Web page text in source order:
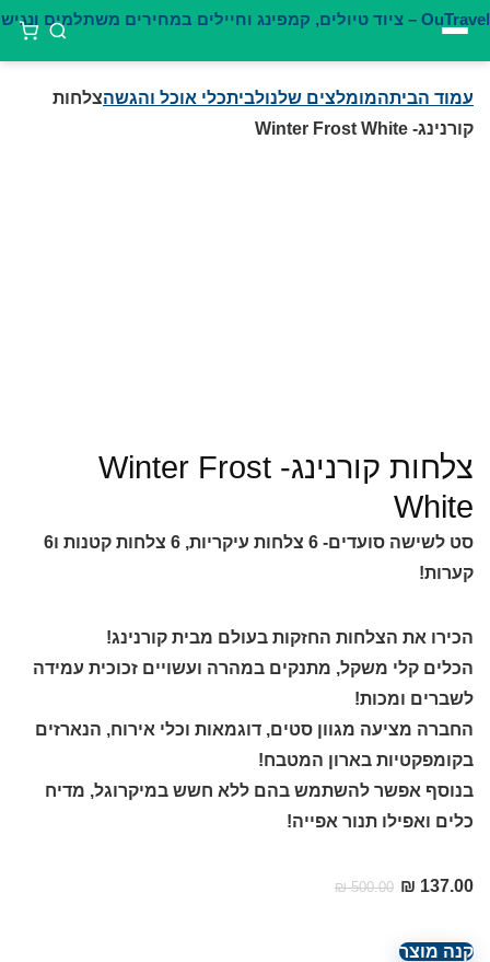
עמוד הביתהמומלצים שלנולביתכלי אוכל והגשהצלחות
קורנינג- Winter Frost White
צלחות קורנינג- Winter Frost
White
סט לשישה סועדים- 6 צלחות עיקריות, 6 צלחות קטנות ו6
קערות!
הכירו את הצלחות החזקות בעולם מבית קורנינג!
הכלים קלי משקל, מתנקים במהרה ועשויים זכוכית עמידה
לשברים ומכות!
החברה מציעה מגוון סטים, דוגמאות וכלי אירוח, הנארזים
בקומפקטיות בארון המטבח!
בנוסף אפשר להשתמש בהם ללא חשש במיקרוגל, מדיח
כלים ואפילו תנור אפייה!
₪500.00
המחיר
₪ 137.00
המחיר
קנה מוצר